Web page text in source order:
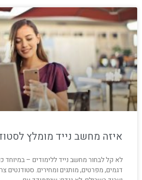
איזה מחשב נייד מומלץ
לא קל לבחור מחשב נייד ללימודים – במיוחד
דגמים, מפרטים, מותגים ומחירים. סטודנטים